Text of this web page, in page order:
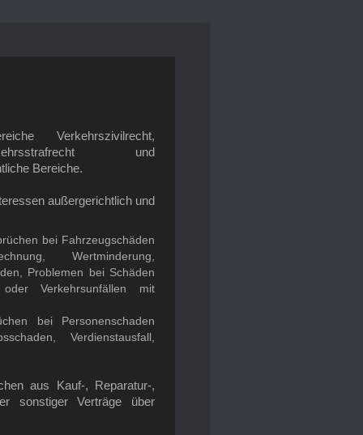
Verkehrszivilrecht,
und
Bereiche.
außergerichtlich und
bei Fahrzeugschäden
Wertminderung,
Problemen bei Schäden
Verkehrsunfällen mit
bei Personenschaden
Verdienstausfall,
aus Kauf-, Reparatur-,
sonstiger Verträge über